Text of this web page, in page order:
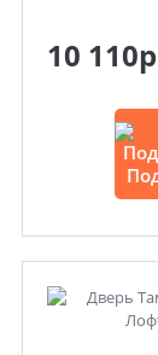
10